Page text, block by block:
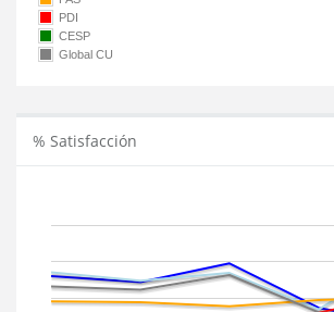
PDI
CESP
Global CU
% Satisfacción